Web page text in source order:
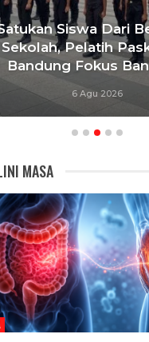
Berbagai
Paskibraka
Bangun…
MASA